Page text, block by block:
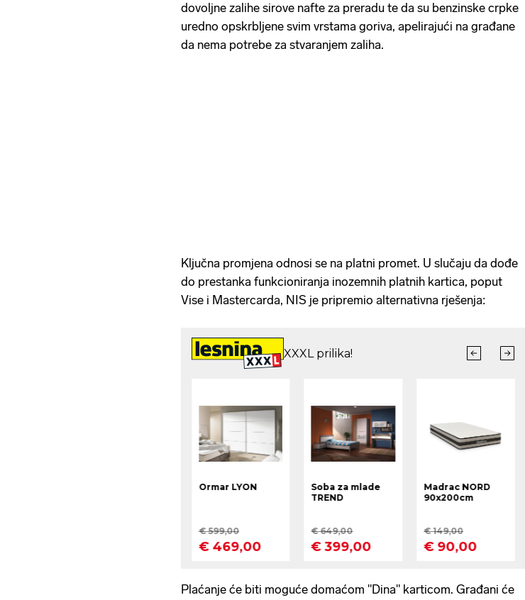
dovoljne zalihe sirove nafte za preradu te da su benzinske crpke
uredno opskrbljene svim vrstama goriva, apelirajući na građane
da nema potrebe za stvaranjem zaliha.
Ključna promjena odnosi se na platni promet. U slučaju da dođe
do prestanka funkcioniranja inozemnih platnih kartica, poput
Vise i Mastercarda, NIS je pripremio alternativna rješenja:
Plaćanje će biti moguće domaćom "Dina" karticom. Građani će